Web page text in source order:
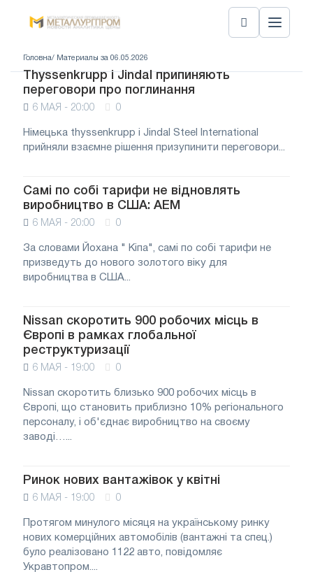
Головна/ Материалы за 06.05.2026
Thyssenkrupp і Jindal припиняють
переговори про поглинання
6 МАЯ - 20:00 0
Німецька thyssenkrupp і Jindal Steel International
прийняли взаємне рішення призупинити переговори...
Самі по собі тарифи не відновлять
виробництво в США: AEM
6 МАЯ - 20:00 0
За словами Йохана " Кіпа", самі по собі тарифи не
призведуть до нового золотого віку для
виробництва в США...
Nissan скоротить 900 робочих місць в
Європі в рамках глобальної
реструктуризації
6 МАЯ - 19:00 0
Nissan скоротить близько 900 робочих місць в
Європі, що становить приблизно 10% регіонального
персоналу, і об'єднає виробництво на своєму
заводі…...
Ринок нових вантажівок у квітні
6 МАЯ - 19:00 0
Протягом минулого місяця на українському ринку
нових комерційних автомобілів (вантажні та спец.)
було реалізовано 1122 авто, повідомляє
Укравтопром....